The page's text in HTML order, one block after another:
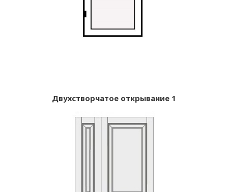
Двухстворчатое открывание 1